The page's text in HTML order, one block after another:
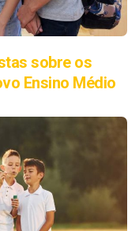
sobre os
Ensino Médio